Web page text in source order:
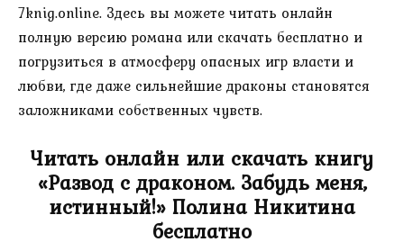
7knig.online. Здесь вы можете читать онлайн
полную версию романа или скачать бесплатно и
погрузиться в атмосферу опасных игр власти и
любви, где даже сильнейшие драконы становятся
заложниками собственных чувств.
Читать онлайн или скачать книгу
«Развод с драконом. Забудь меня,
истинный!» Полина Никитина
бесплатно